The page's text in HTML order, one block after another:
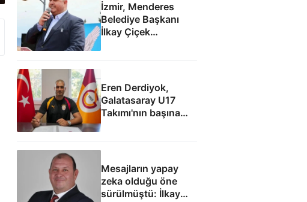
İzmir, Menderes
Belediye Başkanı
İlkay Çiçek
Eren Derdiyok,
Galatasaray U17
Takımı'nın başına
geçti
Mesajların yapay
zeka olduğu öne
sürülmüştü: İlkay